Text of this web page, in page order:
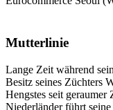
Mutterlinie
Lange Zeit während
Besitz seines Züchters
Hengstes seit
Niederländer führt